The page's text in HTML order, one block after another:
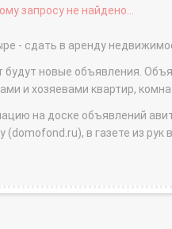
запросу не найдено...
- сдать в аренду
новые объявления.
и хозяевами квартир,
на доске объявлений
в газете из рук в